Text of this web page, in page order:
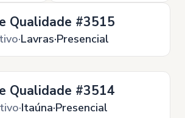
Qualidade #3515
Lavras Presencial
Qualidade #3514
Itaúna Presencial